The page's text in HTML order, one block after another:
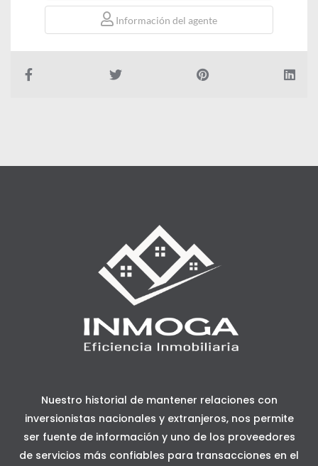
Información del agente
Nuestro historial de mantener relaciones con
inversionistas nacionales y extranjeros, nos permite
ser fuente de información y uno de los proveedores
de servicios más confiables para transacciones en el